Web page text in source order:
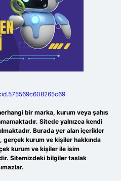
bir marka, kurum veya şahıs
Sitede yalnızca kendi
Burada yer alan içerikler
kurum ve kişiler hakkında
kurum ve kişiler ile isim
Sitemizdeki bilgiler taslak